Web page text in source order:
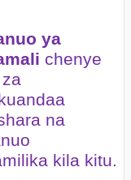
ya
chenye
na
kila kitu.